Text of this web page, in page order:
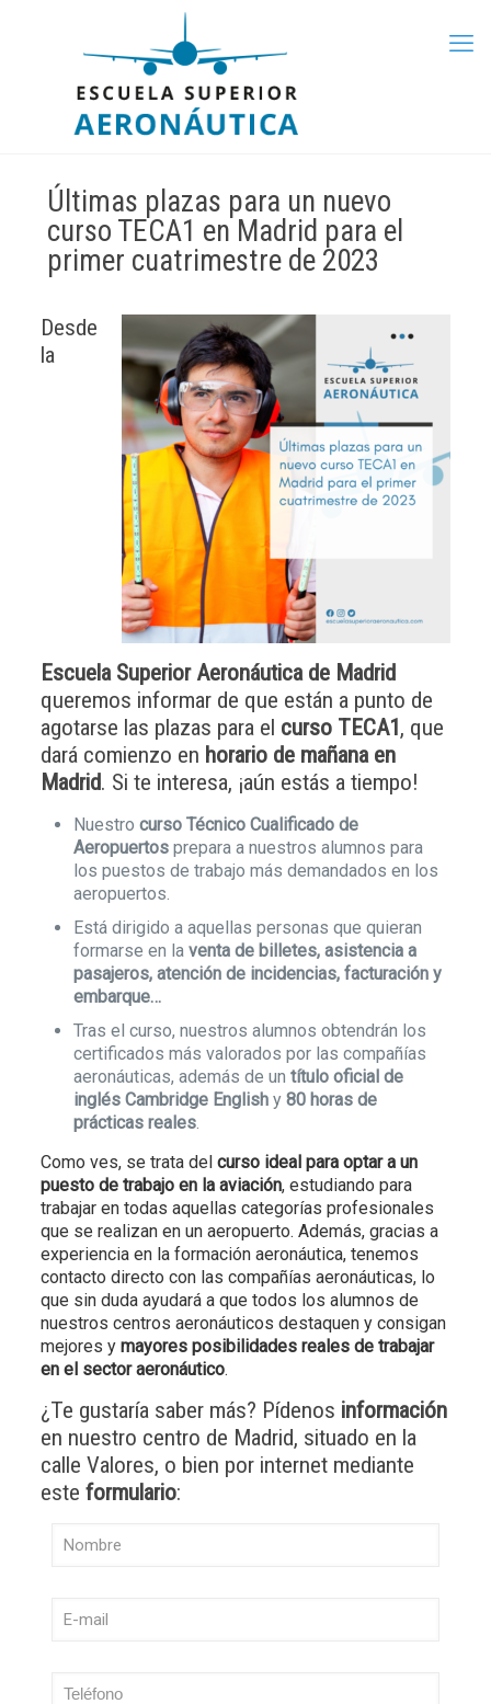
Últimas plazas para un nuevo
curso TECA1 en Madrid para el
primer cuatrimestre de 2023
Desde
la
Escuela Superior Aeronáutica de Madrid
queremos informar de que están a punto de
agotarse las plazas para el curso TECA1, que
dará comienzo en horario de mañana en
Madrid. Si te interesa, ¡aún estás a tiempo!
Nuestro curso Técnico Cualificado de
Aeropuertosprepara a nuestros alumnos para
los puestos de trabajo más demandados en los
aeropuertos.
Está dirigido a aquellas personas que quieran
formarse en la venta de billetes, asistencia a
pasajeros, atención de incidencias, facturación y
embarque…
Tras el curso, nuestros alumnos obtendrán los
certificados más valorados por las compañías
aeronáuticas, además de un título oficial de
inglés Cambridge Englishy 80 horas de
prácticas reales.
Como ves, se trata del curso ideal para optar a un
puesto de trabajo en la aviación, estudiando para
trabajar en todas aquellas categorías profesionales
que se realizan en un aeropuerto. Además, gracias a
experiencia en la formación aeronáutica, tenemos
contacto directo con las compañías aeronáuticas, lo
que sin duda ayudará a que todos los alumnos de
nuestros centros aeronáuticos destaquen y consigan
mejores ymayores posibilidades reales de trabajar
en el sector aeronáutico.
¿Te gustaría saber más? Pídenos información
en nuestro centro de Madrid, situado en la
calle Valores, o bien por internet mediante
este formulario: